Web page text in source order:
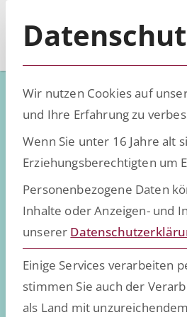
Low-
Wissen,
daten- und
Wir nutzen Cookies auf
und Ihre Erfahrung zu
Wenn Sie unter 16 Jahre alt
Erziehungsberechtigten um
Personenbezogene Daten
Inhalte oder Anzeigen- und
unserer
Einige Services verarbeiten
stimmen Sie auch der
als Land mit